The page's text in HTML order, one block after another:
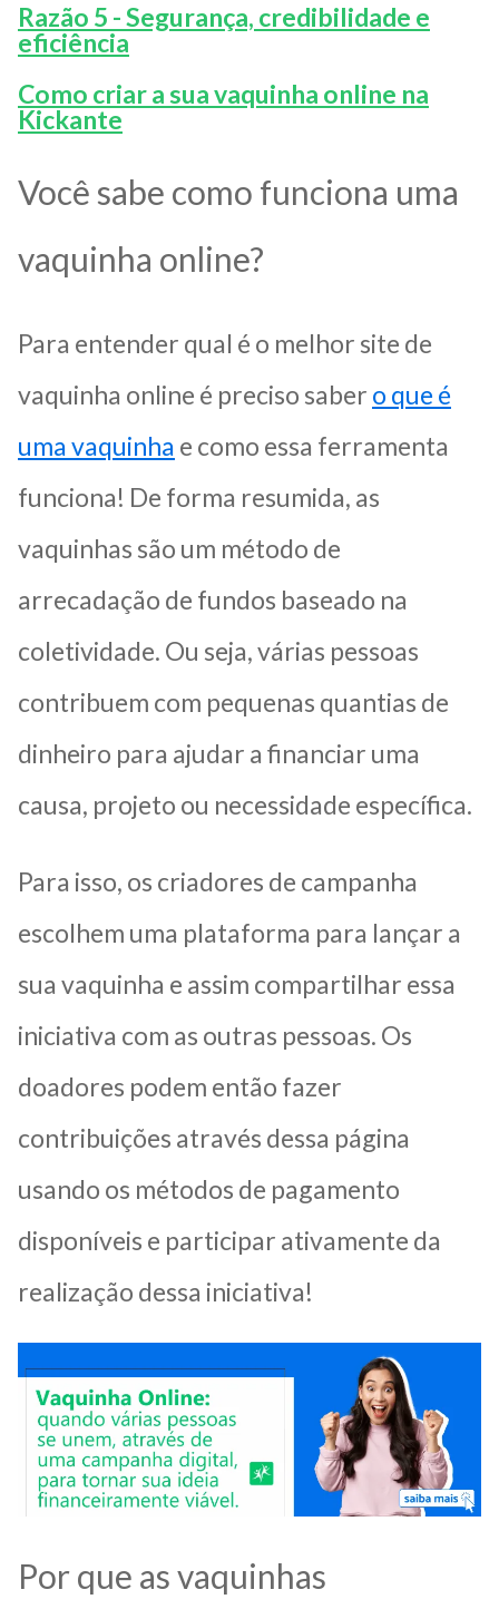
Razão 5 - Segurança, credibilidade e
eficiência
Como criar a sua vaquinha online na
Kickante
Você sabe como funciona uma
vaquinha online?
Para entender qual é o melhor site de
vaquinha online é preciso saber o que é
uma vaquinha e como essa ferramenta
funciona! De forma resumida, as
vaquinhas são um método de
arrecadação de fundos baseado na
coletividade. Ou seja, várias pessoas
contribuem com pequenas quantias de
dinheiro para ajudar a financiar uma
causa, projeto ou necessidade específica.
Para isso, os criadores de campanha
escolhem uma plataforma para lançar a
sua vaquinha e assim compartilhar essa
iniciativa com as outras pessoas. Os
doadores podem então fazer
contribuições através dessa página
usando os métodos de pagamento
disponíveis e participar ativamente da
realização dessa iniciativa!
Por que as vaquinhas